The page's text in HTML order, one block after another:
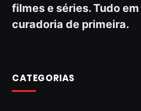
filmes e séries. Tudo
curadoria de primeira.
CATEGORIAS